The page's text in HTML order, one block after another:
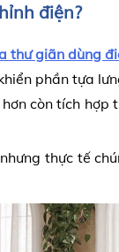
điện?
thư giãn dùng
phần tựa
còn tích hợp
thực tế